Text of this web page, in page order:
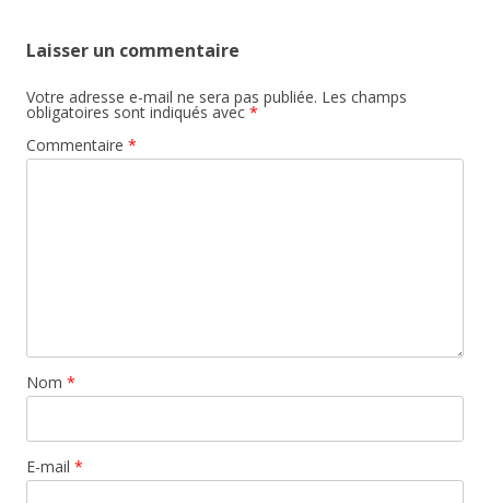
Laisser un commentaire
Votre adresse e-mail ne sera pas publiée. Les champs
obligatoires sont indiqués avec *
Commentaire *
Nom *
E-mail *